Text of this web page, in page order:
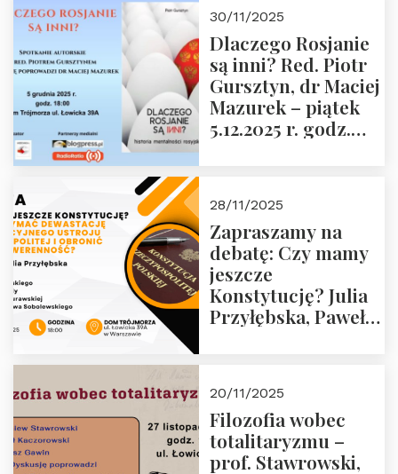
zwiedzanie
Muzeum Żołnierzy
Wyklętych i
Więźniów
Politycznych PRL o
godz. 16:00 – 19
30/11/2025
Dlaczego Rosjanie
są inni? Red. Piotr
Gursztyn, dr Maciej
Mazurek – piątek
5.12.2025 r. godz.
28/11/2025
Zapraszamy na
debatę: Czy mamy
jeszcze
Konstytucję? Julia
Przyłębska, Paweł
Przemysław
Sobolewski – 4
grudnia 2025 r.
godz. 18:00.
20/11/2025
Filozofia wobec
totalitaryzmu –
prof. Stawrowski,